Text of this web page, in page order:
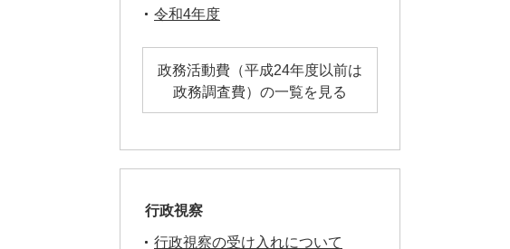
令和4年度
政務活動費（平成24年度以前は
政務調査費）の一覧を見る
行政視察
行政視察の受け入れについて